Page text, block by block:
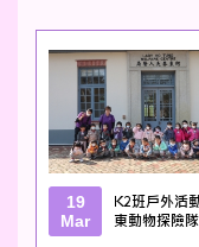
19
Mar
K2班戶外活
東動物探險隊